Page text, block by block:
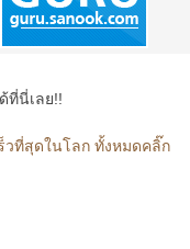
ที่นี่เลย!!
วที่สุดในโลก ทั้งหมดคลิ๊ก